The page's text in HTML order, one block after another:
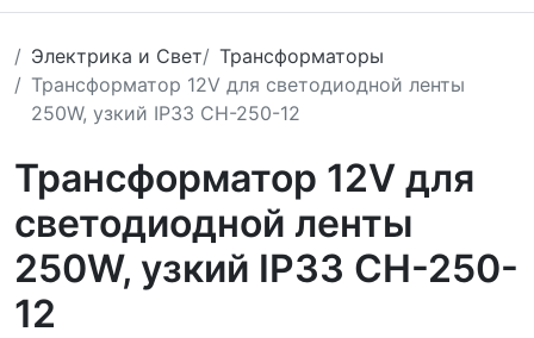
Электрика и Свет
Трансформаторы
Трансформатор 12V для светодиодной ленты
250W, узкий IP33 CH-250-12
Трансформатор 12V для
светодиодной ленты
250W, узкий IP33 CH-250-
12